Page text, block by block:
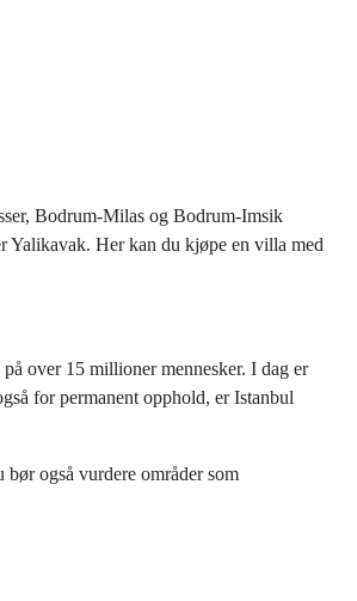
Bodrum-Milas og Bodrum-Imsik
Yalikavak. Her kan du kjøpe en villa med
over 15 millioner mennesker. I dag er
for permanent opphold, er Istanbul
bør også vurdere områder som